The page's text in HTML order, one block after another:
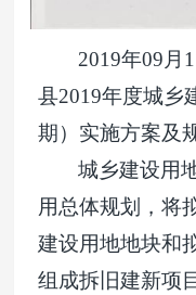
2019年09月
县2019年度城乡
期）实施方案及
城乡建设用
用总体规划，将
建设用地地块和
组成拆旧建新项